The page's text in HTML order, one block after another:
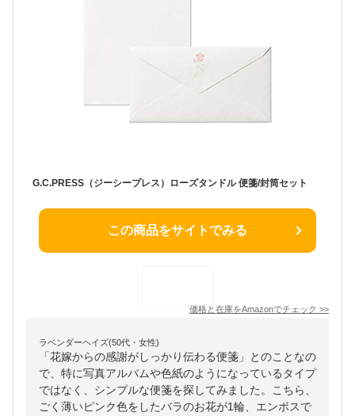
G.C.PRESS（ジーシープレス）ローズタンドル 便箋/封筒セット
この商品をサイトでみる
価格と在庫をAmazonでチェック >>
ラベンダーヘイズ(50代・女性)
「花嫁からの感謝がしっかり伝わる便箋」とのことなの
で、特に写真アルバムや色紙のようになっているタイプ
ではなく、シンプルな便箋を探してみました。こちら、
ごく薄いピンク色をしたバラのお花が1輪、エンボスで